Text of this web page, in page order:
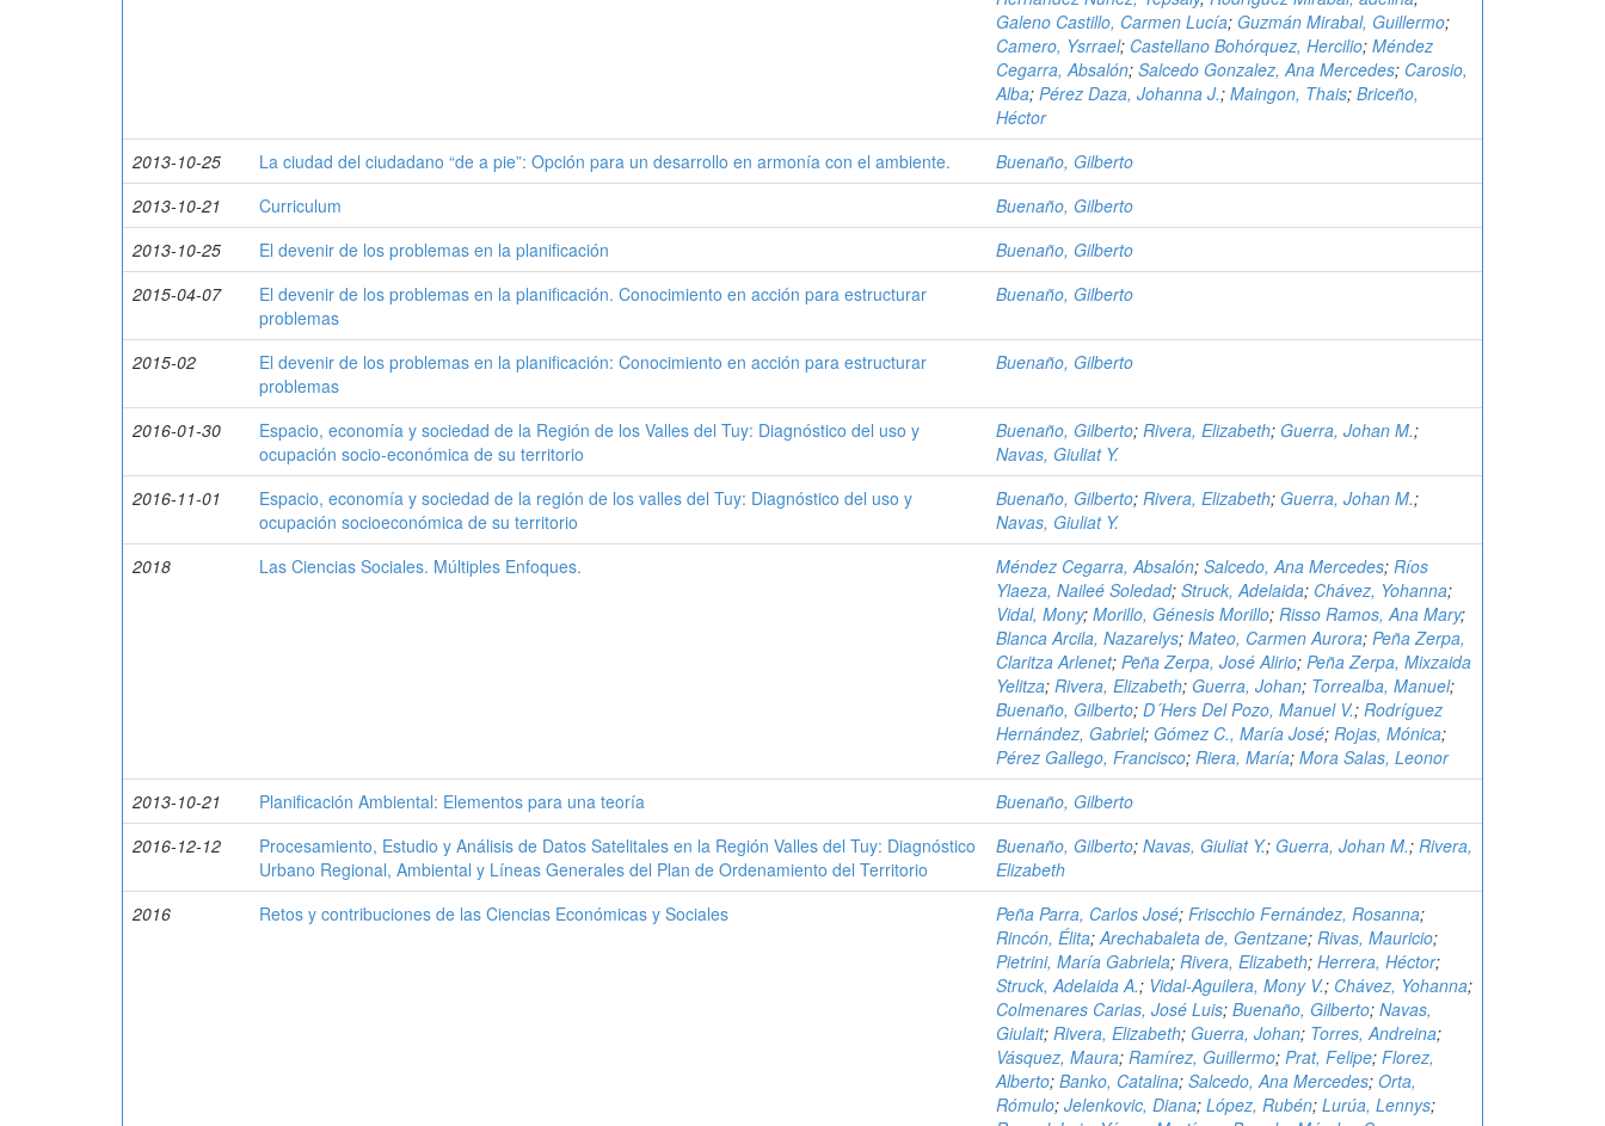
Galeno Castillo, Carmen Lucía; Guzmán Mirabal, Guillermo;
Camero, Ysrrael; Castellano Bohórquez, Hercilio; Méndez
Cegarra, Absalón; Salcedo Gonzalez, Ana Mercedes; Carosio,
Alba; Pérez Daza, Johanna J.; Maingon, Thais; Briceño,
Héctor
2013-10-25
La ciudad del ciudadano “de a pie”: Opción para un desarrollo en armonía con el ambiente.
Buenaño, Gilberto
2013-10-21
Curriculum
Buenaño, Gilberto
2013-10-25
El devenir de los problemas en la planificación
Buenaño, Gilberto
2015-04-07
El devenir de los problemas en la planificación. Conocimiento en acción para estructurar
problemas
Buenaño, Gilberto
2015-02
El devenir de los problemas en la planificación: Conocimiento en acción para estructurar
problemas
Buenaño, Gilberto
2016-01-30
Espacio, economía y sociedad de la Región de los Valles del Tuy: Diagnóstico del uso y
ocupación socio-económica de su territorio
Buenaño, Gilberto; Rivera, Elizabeth; Guerra, Johan M.;
Navas, Giuliat Y.
2016-11-01
Espacio, economía y sociedad de la región de los valles del Tuy: Diagnóstico del uso y
ocupación socioeconómica de su territorio
Buenaño, Gilberto; Rivera, Elizabeth; Guerra, Johan M.;
Navas, Giuliat Y.
2018
Las Ciencias Sociales. Múltiples Enfoques. Méndez Cegarra, Absalón; Salcedo, Ana Mercedes; Ríos
Ylaeza, Naileé Soledad; Struck, Adelaida; Chávez, Yohanna;
Vidal, Mony; Morillo, Génesis Morillo; Risso Ramos, Ana Mary;
Blanca Arcila, Nazarelys; Mateo, Carmen Aurora; Peña Zerpa,
Claritza Arlenet; Peña Zerpa, José Alirio; Peña Zerpa, Mixzaida
Yelitza; Rivera, Elizabeth; Guerra, Johan; Torrealba, Manuel;
Buenaño, Gilberto; D´Hers Del Pozo, Manuel V.; Rodríguez
Hernández, Gabriel; Gómez C., María José; Rojas, Mónica;
Pérez Gallego, Francisco; Riera, María; Mora Salas, Leonor
2013-10-21
Planificación Ambiental: Elementos para una teoría
Buenaño, Gilberto
2016-12-12
Procesamiento, Estudio y Análisis de Datos Satelitales en la Región Valles del Tuy: Diagnóstico
Urbano Regional, Ambiental y Líneas Generales del Plan de Ordenamiento del Territorio
Buenaño, Gilberto; Navas, Giuliat Y.; Guerra, Johan M.; Rivera,
Elizabeth
2016
Retos y contribuciones de las Ciencias Económicas y Sociales Peña Parra, Carlos José; Friscchio Fernández, Rosanna;
Rincón, Élita;Arechabaleta de, Gentzane; Rivas, Mauricio;
Pietrini, María Gabriela; Rivera, Elizabeth; Herrera, Héctor;
Struck, Adelaida A.; Vidal-Aguilera, Mony V.; Chávez, Yohanna;
Colmenares Carias, José Luis; Buenaño, Gilberto; Navas,
Giulait; Rivera, Elizabeth; Guerra, Johan; Torres, Andreina;
Vásquez, Maura; Ramírez, Guillermo; Prat, Felipe; Florez,
Alberto; Banko, Catalina; Salcedo, Ana Mercedes; Orta,
Rómulo; Jelenkovic, Diana; López, Rubén; Lurúa, Lennys;